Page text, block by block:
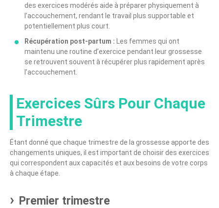
des exercices modérés aide à préparer physiquement à
l’accouchement, rendant le travail plus supportable et
potentiellement plus court.
Récupération post-partum : Les femmes qui ont
maintenu une routine d’exercice pendant leur grossesse
se retrouvent souvent à récupérer plus rapidement après
l’accouchement.
Exercices Sûrs Pour Chaque
Trimestre
Étant donné que chaque trimestre de la grossesse apporte des
changements uniques, il est important de choisir des exercices
qui correspondent aux capacités et aux besoins de votre corps
à chaque étape.
Premier trimestre